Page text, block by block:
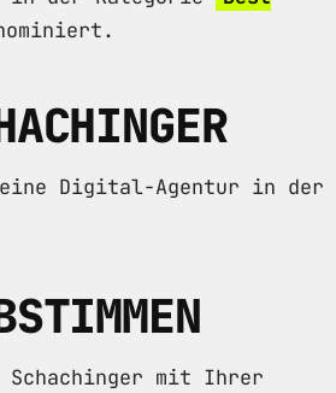
Digital-Agentur in der
Schachinger mit Ihrer